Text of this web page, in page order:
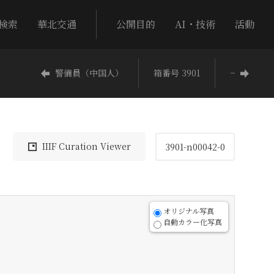
索 華北交通 公開目的 AI・技術 活動
警備員（中国人） 箱番号 3901 −
IIIF Curation Viewer 3901-n00042-0
オリジナル写真
自動カラー化写真